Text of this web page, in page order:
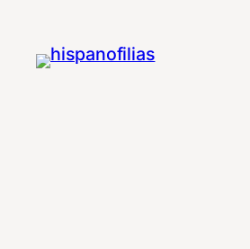
contenido